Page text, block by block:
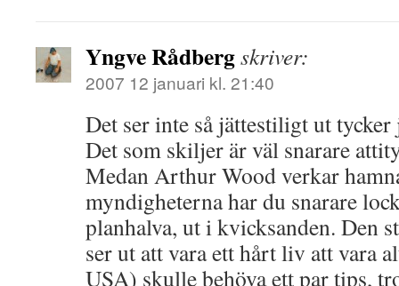
Yngve Rådbergskriver:
2007 12 januari kl. 21:40
Det ser inte så jättestiligt ut
Det som skiljer är väl snarare
Medan Arthur Wood verkar
myndigheterna har du snarare
planhalva, ut i kvicksanden. Den
ser ut att vara ett hårt liv att vara
USA) skulle behöva ett par tips,